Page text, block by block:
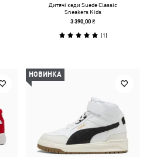
Дитячі кеди Suede Classic
Sneakers Kids
3 390,00 ₴
(1)
НОВИНКА